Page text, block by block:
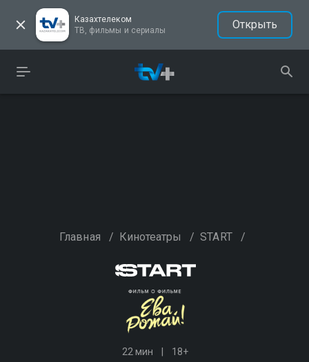
Казахтелеком
ТВ, фильмы и сериалы
Открыть
Главная / Кинотеатры / START /
22 мин
18+